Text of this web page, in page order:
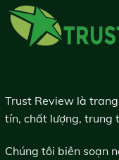
Trust Review là
tín, chất lượng, trung
Chúng tôi biên soạn